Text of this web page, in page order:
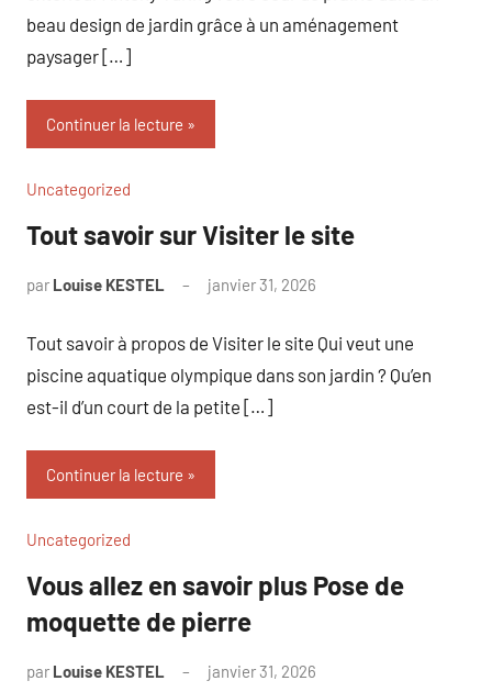
beau design de jardin grâce à un aménagement
paysager […]
Continuer la lecture
Uncategorized
Tout savoir sur Visiter le site
par Louise KESTEL janvier 31, 2026
Tout savoir à propos de Visiter le site Qui veut une
piscine aquatique olympique dans son jardin ? Qu’en
est-il d’un court de la petite […]
Continuer la lecture
Uncategorized
Vous allez en savoir plus Pose de
moquette de pierre
par Louise KESTEL janvier 31, 2026